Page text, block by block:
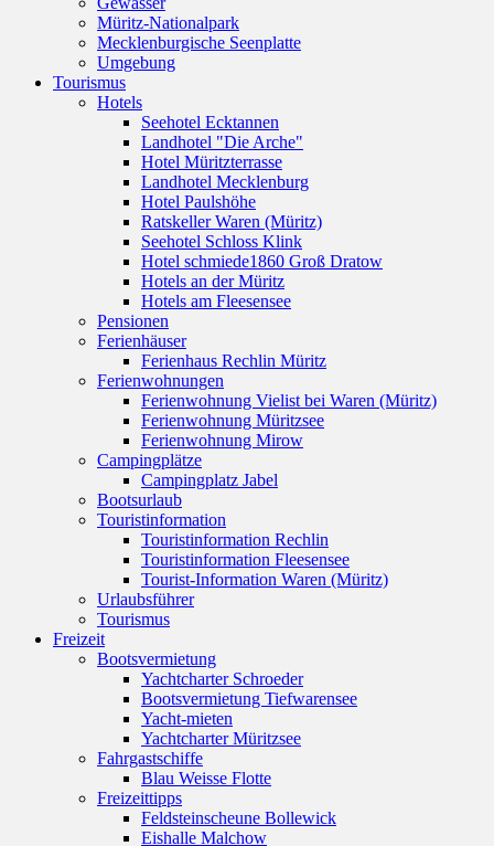
Müritz-Nationalpark
Mecklenburgische Seenplatte
Umgebung
Tourismus
Hotels
Seehotel Ecktannen
Landhotel "Die Arche"
Hotel Müritzterrasse
Landhotel Mecklenburg
Hotel Paulshöhe
Ratskeller Waren (Müritz)
Seehotel Schloss Klink
Hotel schmiede1860 Groß Dratow
Hotels an der Müritz
Hotels am Fleesensee
Pensionen
Ferienhäuser
Ferienhaus Rechlin Müritz
Ferienwohnungen
Ferienwohnung Vielist bei Waren (Müritz)
Ferienwohnung Müritzsee
Ferienwohnung Mirow
Campingplätze
Campingplatz Jabel
Bootsurlaub
Touristinformation
Touristinformation Rechlin
Touristinformation Fleesensee
Tourist-Information Waren (Müritz)
Urlaubsführer
Tourismus
Freizeit
Bootsvermietung
Yachtcharter Schroeder
Bootsvermietung Tiefwarensee
Yacht-mieten
Yachtcharter Müritzsee
Fahrgastschiffe
Blau Weisse Flotte
Freizeittipps
Feldsteinscheune Bollewick
Eishalle Malchow